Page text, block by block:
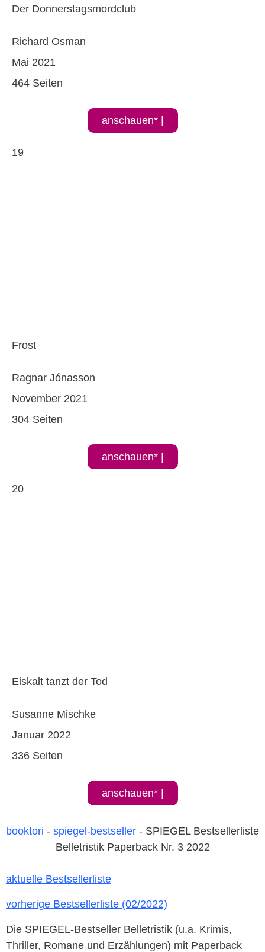
Der Donnerstagsmordclub
Richard Osman
Mai 2021
464 Seiten
anschauen* |
19
Frost
Ragnar Jónasson
November 2021
304 Seiten
anschauen* |
20
Eiskalt tanzt der Tod
Susanne Mischke
Januar 2022
336 Seiten
anschauen* |
booktori - spiegel-bestseller - SPIEGEL Bestsellerliste
Belletristik Paperback Nr. 3 2022
aktuelle Bestsellerliste
vorherige Bestsellerliste (02/2022)
Die SPIEGEL-Bestseller Belletristik (u.a. Krimis,
Thriller, Romane und Erzählungen) mit Paperback